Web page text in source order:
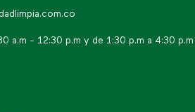
a.m - 12:30 p.m y de 1:30 p.m a 4:30 p.m